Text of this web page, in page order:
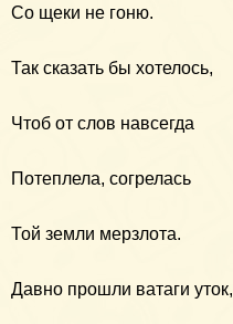
Со щеки не гоню.
Так сказать бы хотелось,
Чтоб от слов навсегда
Потеплела, согрелась
Той земли мерзлота.
Давно прошли ватаги уток,